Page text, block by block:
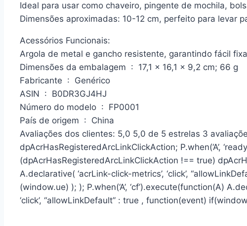
Ideal para usar como chaveiro, pingente de mochila,
Dimensões aproximadas: 10-12 cm, perfeito para levar
Acessórios Funcionais:
Argola de metal e gancho resistente, garantindo fácil
Dimensões da embalagem ‏ : ‎ 17,1 x 16,1 x 9,2 cm; 66 g
Fabricante ‏ : ‎ Genérico
ASIN ‏ : ‎ B0DR3GJ4HJ
Número do modelo ‏ : ‎ FP0001
País de origem ‏ : ‎ China
Avaliações dos clientes: 5,0 5,0 de 5 estrelas 3
dpAcrHasRegisteredArcLinkClickAction; P.when(‘A’,
(dpAcrHasRegisteredArcLinkClickAction !== true)
A.declarative( ‘acrLink-click-metrics’, ‘click’,
(window.ue) ); ); P.when(‘A’, ‘cf’).execute(function(A)
‘click’, “allowLinkDefault” : true , function(event)